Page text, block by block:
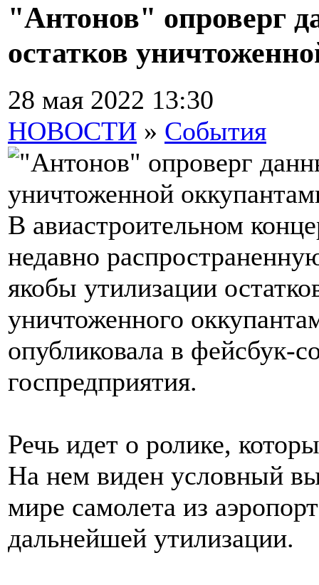
"Антонов" опроверг
остатков
28 мая 2022 13:30
НОВОСТИ » События
В авиастроительном
недавно
якобы утилизации
уничтоженного
опубликовала в фейсбук-
госпредприятия.
Речь идет о ролике,
На нем виден условный
мире самолета из
дальнейшей утилизации.